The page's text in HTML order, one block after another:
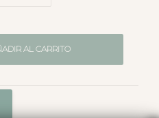
AL CARRITO